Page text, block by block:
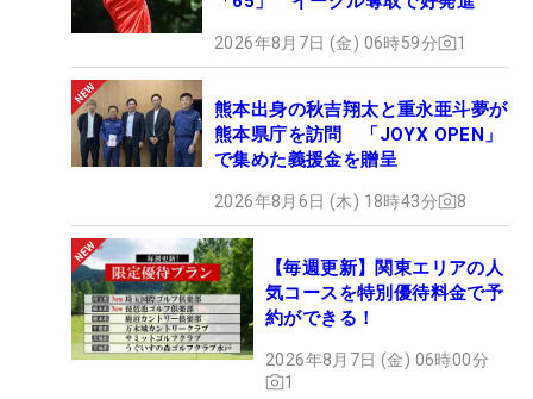
2026年8月7日 (金) 06時59分 1
熊本出身の秋吉翔太と重永亜斗夢が
熊本県庁を訪問 「JOYX OPEN」
で集めた義援金を贈呈
2026年8月6日 (木) 18時43分 8
【毎週更新】関東エリアの人
気コースを特別優待料金で予
約ができる！
2026年8月7日 (金) 06時00分
1